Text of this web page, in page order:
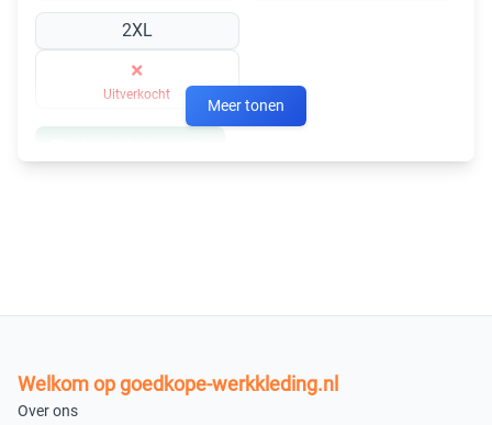
2XL
×
Uitverkocht
Meer tonen
Welkom op goedkope-werkkleding.nl
Over ons